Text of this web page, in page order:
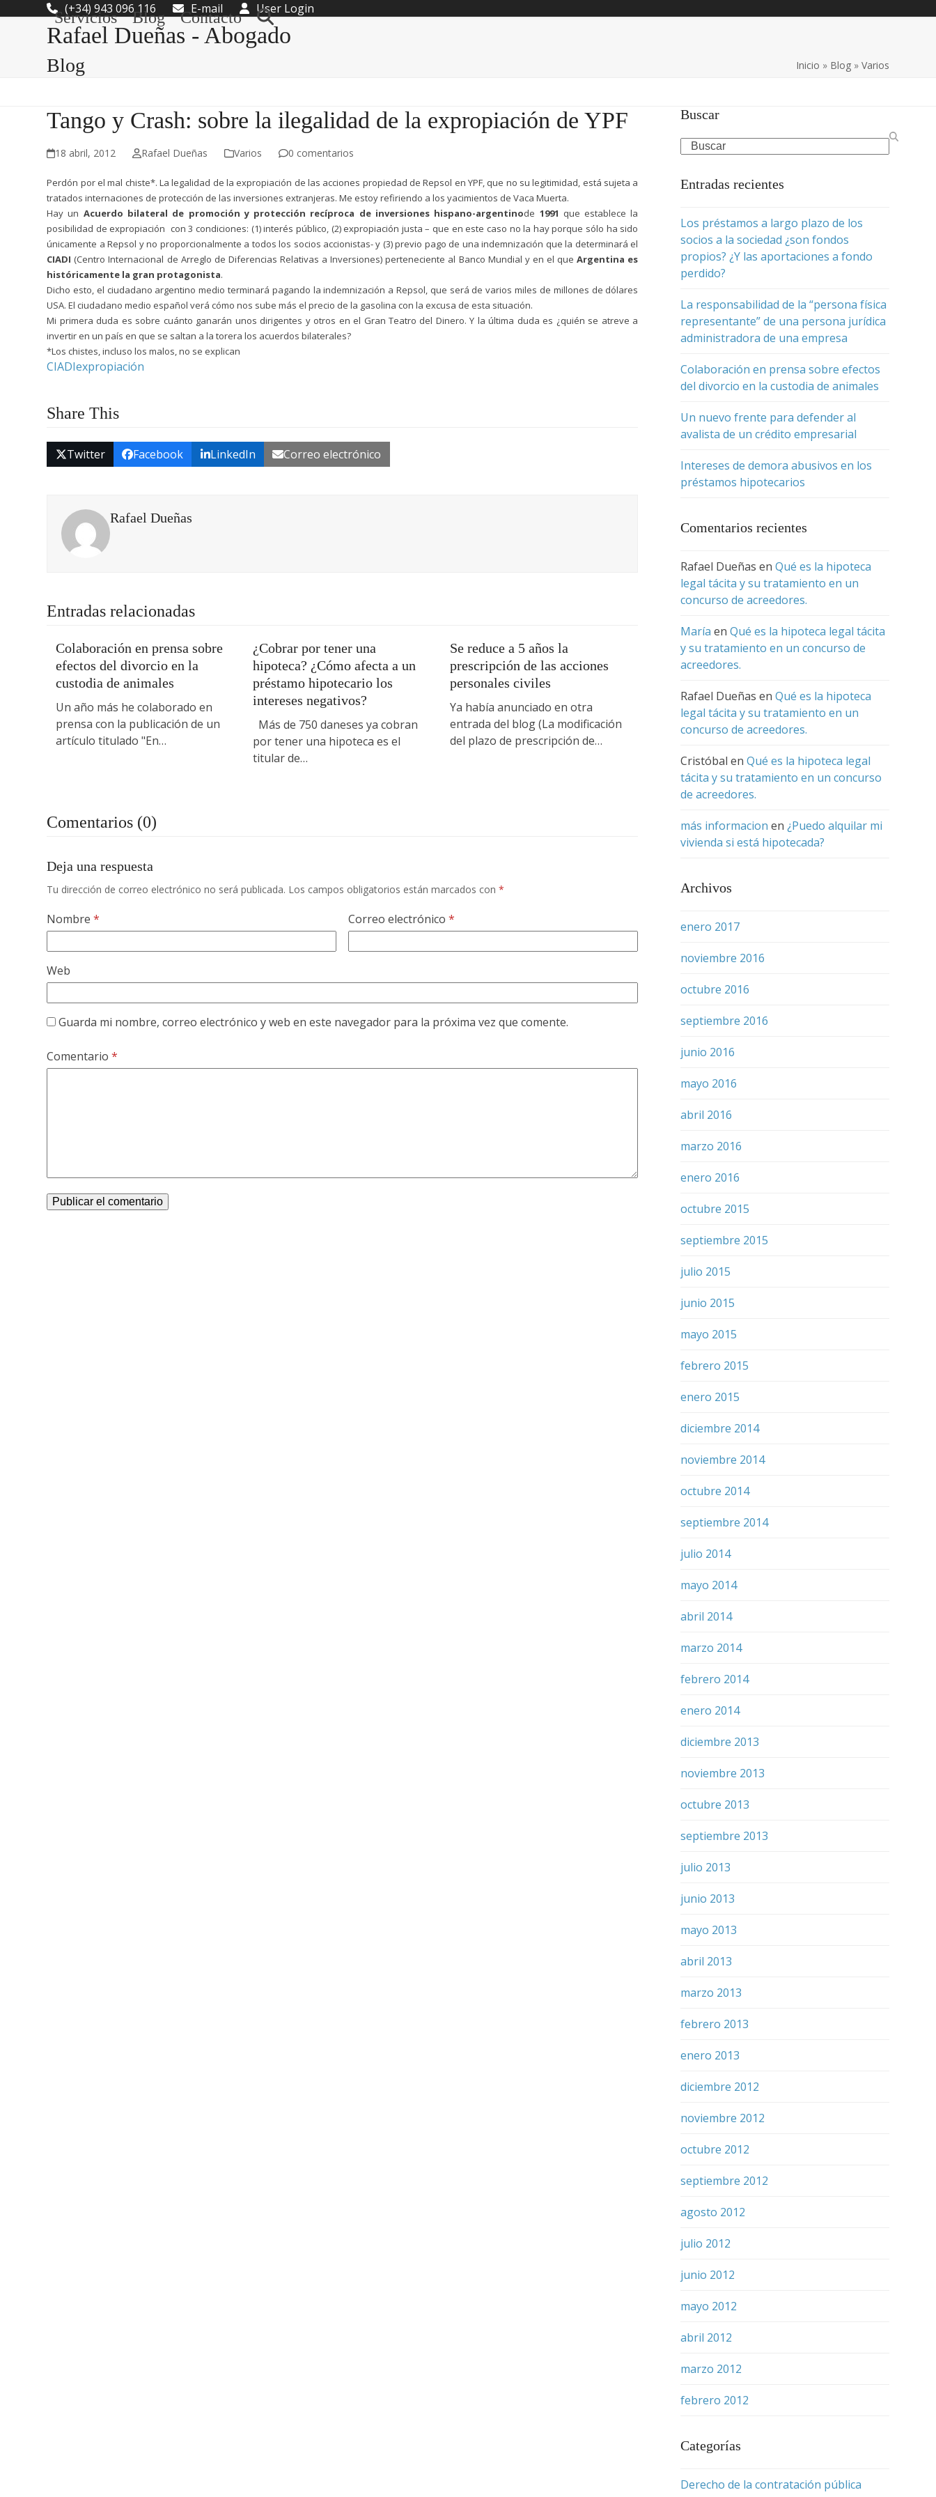
(+34) 943 096 116 E-mail User Login
Rafael Dueñas - Abogado
Servicios Blog Contacto
Blog Inicio » Blog» Varios
Tango y Crash: sobre la ilegalidad de la expropiación de YPF
18 abril, 2012 Rafael Dueñas Varios 0 comentarios
Perdón por el mal chiste*. La legalidad de la expropiación de las acciones propiedad de Repsol en YPF, que no su legitimidad, está sujeta a
tratados internaciones de protección de las inversiones extranjeras. Me estoy refiriendo a los yacimientos de Vaca Muerta.
Hay un Acuerdo bilateral de promoción y protección recíproca de inversiones hispano-argentinode 1991 que establece la
posibilidad de expropiación con 3 condiciones: (1) interés público, (2) expropiación justa – que en este caso no la hay porque sólo ha sido
únicamente a Repsol y no proporcionalmente a todos los socios accionistas- y (3) previo pago de una indemnización que la determinará el
CIADI (Centro Internacional de Arreglo de Diferencias Relativas a Inversiones) perteneciente al Banco Mundial y en el queArgentina es
históricamente la gran protagonista.
Dicho esto, el ciudadano argentino medio terminará pagando la indemnización a Repsol, que será de varios miles de millones de dólares
USA. El ciudadano medio español verá cómo nos sube más el precio de la gasolina con la excusa de esta situación.
Mi primera duda es sobre cuánto ganarán unos dirigentes y otros en el Gran Teatro del Dinero. Y la última duda es ¿quién se atreve a
invertir en un país en que se saltan a la torera los acuerdos bilaterales?
*Los chistes, incluso los malos, no se explican
CIADIexpropiación
Share This
Twitter Facebook LinkedIn Correo electrónico
Rafael Dueñas
Entradas relacionadas
Colaboración en prensa sobre
efectos del divorcio en la
custodia de animales
Un año más he colaborado en
prensa con la publicación de un
artículo titulado "En…
¿Cobrar por tener una
hipoteca? ¿Cómo afecta a un
préstamo hipotecario los
intereses negativos?
Más de 750 daneses ya cobran
por tener una hipoteca es el
titular de…
Se reduce a 5 años la
prescripción de las acciones
personales civiles
Ya había anunciado en otra
entrada del blog (La modificación
del plazo de prescripción de…
Comentarios (0)
Deja una respuesta
Tu dirección de correo electrónico no será publicada. Los campos obligatorios están marcados con*
Nombre* Correo electrónico*
Web
Guarda mi nombre, correo electrónico y web en este navegador para la próxima vez que comente.
Comentario*
Buscar
Search
Entradas recientes
Los préstamos a largo plazo de los
socios a la sociedad ¿son fondos
propios? ¿Y las aportaciones a fondo
perdido?
La responsabilidad de la “persona física
representante” de una persona jurídica
administradora de una empresa
Colaboración en prensa sobre efectos
del divorcio en la custodia de animales
Un nuevo frente para defender al
avalista de un crédito empresarial
Intereses de demora abusivos en los
préstamos hipotecarios
Comentarios recientes
Rafael Dueñas en Qué es la hipoteca
legal tácita y su tratamiento en un
concurso de acreedores.
María en Qué es la hipoteca legal tácita
y su tratamiento en un concurso de
acreedores.
Rafael Dueñas en Qué es la hipoteca
legal tácita y su tratamiento en un
concurso de acreedores.
Cristóbal en Qué es la hipoteca legal
tácita y su tratamiento en un concurso
de acreedores.
más informacion en ¿Puedo alquilar mi
vivienda si está hipotecada?
Archivos
enero 2017
noviembre 2016
octubre 2016
septiembre 2016
junio 2016
mayo 2016
abril 2016
marzo 2016
enero 2016
octubre 2015
septiembre 2015
julio 2015
junio 2015
mayo 2015
febrero 2015
enero 2015
diciembre 2014
noviembre 2014
octubre 2014
septiembre 2014
julio 2014
mayo 2014
abril 2014
marzo 2014
febrero 2014
enero 2014
diciembre 2013
noviembre 2013
octubre 2013
septiembre 2013
julio 2013
junio 2013
mayo 2013
abril 2013
marzo 2013
febrero 2013
enero 2013
diciembre 2012
noviembre 2012
octubre 2012
septiembre 2012
agosto 2012
julio 2012
junio 2012
mayo 2012
abril 2012
marzo 2012
febrero 2012
Categorías
Derecho de la contratación pública